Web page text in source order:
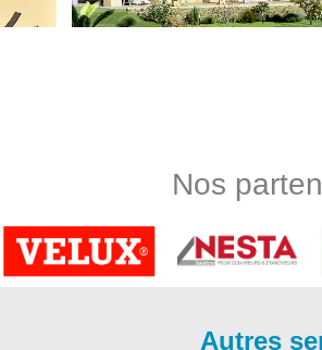
opération est à prendre en compte si
proposés dans ce sens sont la
des briques, etc. Equipé des
Andre De Cubzac vous fournit des
le confort de votre habitation. Si vous voulez
Nos
Autres